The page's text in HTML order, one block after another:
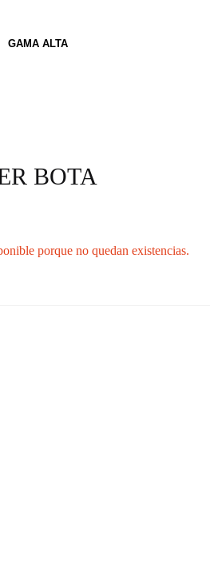
GAMA ALTA
BOTA
porque no quedan existencias.